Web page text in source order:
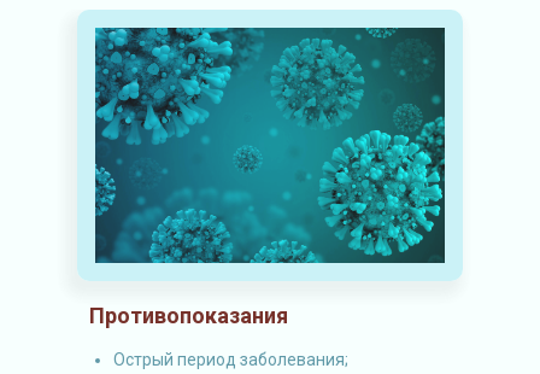
Противопоказания
Острый период заболевания;